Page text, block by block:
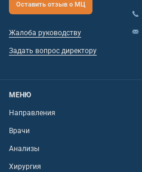
Оставить отзыв о МЦ
Жалоба руководству
Задать вопрос директору
МЕНЮ
Направления
Врачи
Анализы
Хирургия